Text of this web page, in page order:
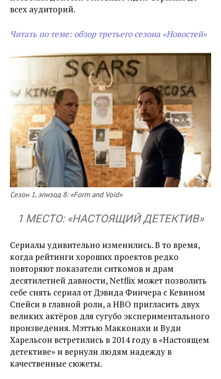
всех аудиторий.
Читать по теме: обзор третьего сезона «Новостей»
Сезон 1, эпизод 8: «Form and Void»
1 МЕСТО: «НАСТОЯЩИЙ ДЕТЕКТИВ»
Сериалы удивительно изменились. В то время,
когда рейтинги хороших проектов редко
повторяют показатели ситкомов и драм
десятилетней давности, Netflix может позволить
себе снять сериал от Дэвида Финчера с Кевином
Спейси в главной роли, а HBO пригласить двух
великих актёров для сугубо экспериментального
произведения. Мэттью Макконахи и Вуди
Харельсон встретились в 2014 году в «Настоящем
детективе» и вернули людям надежду в
качественные сюжеты.